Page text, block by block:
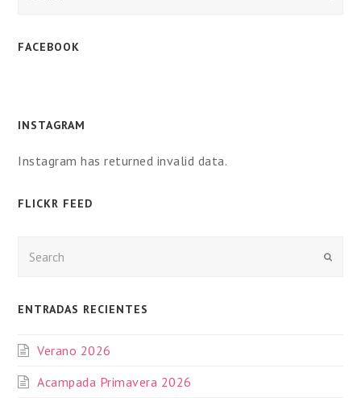
FACEBOOK
INSTAGRAM
Instagram has returned invalid data.
FLICKR FEED
Enviar
ENTRADAS RECIENTES
Verano 2026
Acampada Primavera 2026